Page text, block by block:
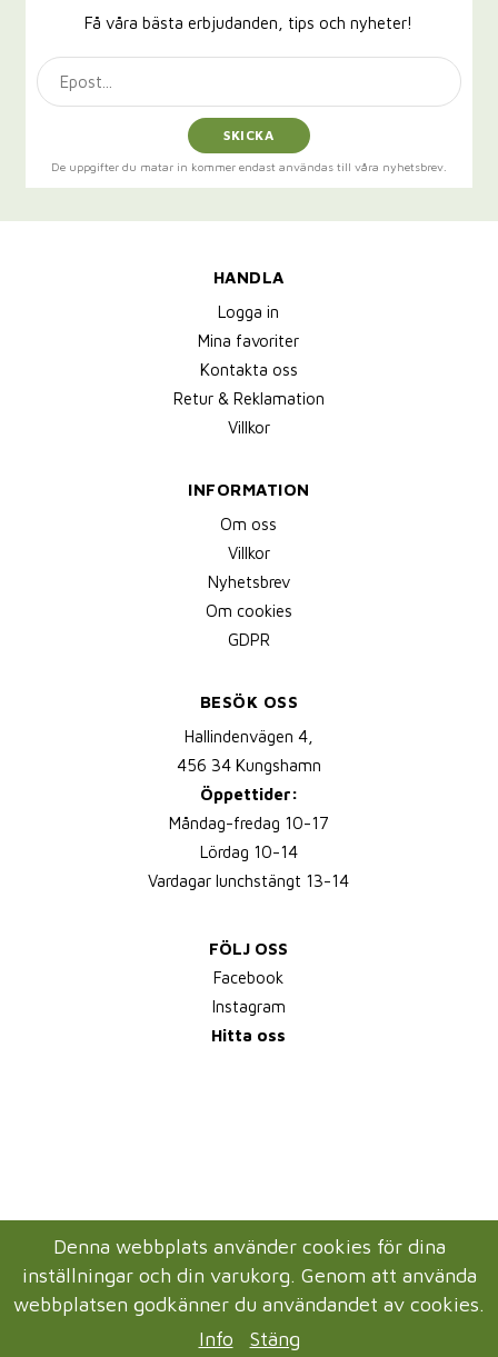
Få våra bästa erbjudanden, tips och nyheter!
SKICKA
De uppgifter du matar in kommer endast användas till våra nyhetsbrev.
HANDLA
Logga in
Mina favoriter
Kontakta oss
Retur & Reklamation
Villkor
INFORMATION
Om oss
Villkor
Nyhetsbrev
Om cookies
GDPR
BESÖK OSS
Hallindenvägen 4,
456 34 Kungshamn
Öppettider:
Måndag-fredag 10-17
Lördag 10-14
Vardagar lunchstängt 13-14
FÖLJ OSS
Facebook
Instagram
Hitta oss
Drift & produktion:Wikinggruppen
Denna webbplats använder cookies för dina
inställningar och din varukorg. Genom att använda
webbplatsen godkänner du användandet av cookies.
Info
Stäng